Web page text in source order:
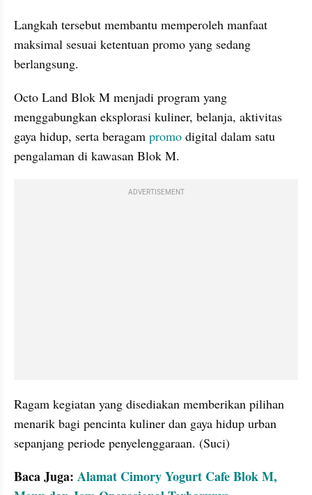
Langkah tersebut membantu memperoleh manfaat
maksimal sesuai ketentuan promo yang sedang
berlangsung.
Octo Land Blok M menjadi program yang
menggabungkan eksplorasi kuliner, belanja, aktivitas
gaya hidup, serta beragam promo digital dalam satu
pengalaman di kawasan Blok M.
ADVERTISEMENT
Ragam kegiatan yang disediakan memberikan pilihan
menarik bagi pencinta kuliner dan gaya hidup urban
sepanjang periode penyelenggaraan. (Suci)
Baca Juga: Alamat Cimory Yogurt Cafe Blok M,